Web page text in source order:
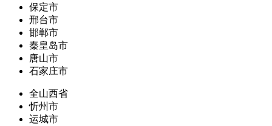
保定市
邢台市
邯郸市
秦皇岛市
唐山市
石家庄市
全山西省
忻州市
运城市